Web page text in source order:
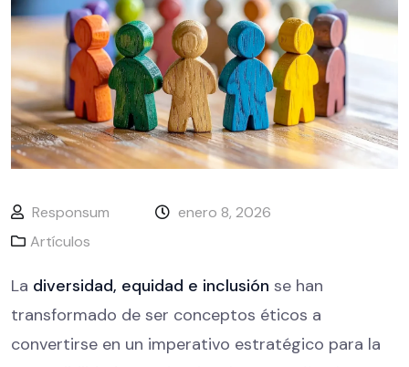
Responsum
enero 8, 2026
Artículos
La diversidad, equidad e inclusión se han
transformado de ser conceptos éticos a
convertirse en un imperativo estratégico para la